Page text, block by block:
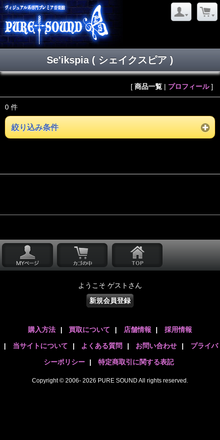
Se'ikspia ( シェイクスピア )
[ 商品一覧 | プロフィール]
0 件
絞り込み条件
ようこそ ゲストさん
新規会員登録
購入方法 | 買取について | 店舗情報 | 採用情報
| 当サイトについて | よくある質問 | お問い合わせ | プライバ
シーポリシー | 特定商取引に関する表記
Copyright © 2006- 2026 PURE SOUND All rights reserved.